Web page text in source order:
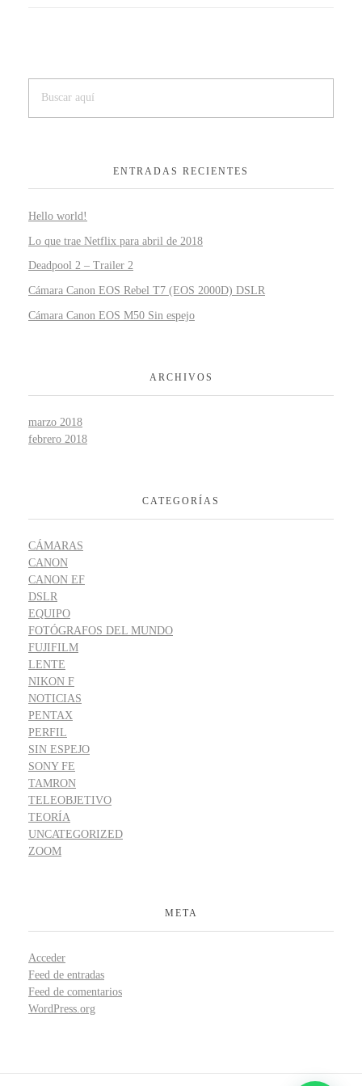
ENTRADAS RECIENTES
Hello world!
Lo que trae Netflix para abril de 2018
Deadpool 2 – Trailer 2
Cámara Canon EOS Rebel T7 (EOS 2000D) DSLR
Cámara Canon EOS M50 Sin espejo
ARCHIVOS
marzo 2018
febrero 2018
CATEGORÍAS
CÁMARAS
CANON
CANON EF
DSLR
EQUIPO
FOTÓGRAFOS DEL MUNDO
FUJIFILM
LENTE
NIKON F
NOTICIAS
PENTAX
PERFIL
SIN ESPEJO
SONY FE
TAMRON
TELEOBJETIVO
TEORÍA
UNCATEGORIZED
ZOOM
META
Acceder
Feed de entradas
Feed de comentarios
WordPress.org